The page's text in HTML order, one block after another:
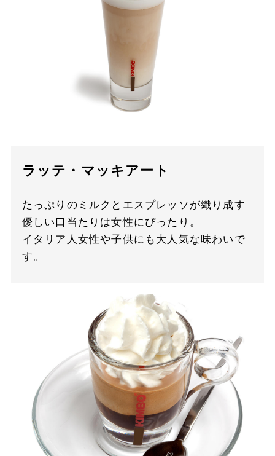
ラッテ・マッキアート
たっぷりのミルクとエスプレッソが織り成す
優しい口当たりは女性にぴったり。
イタリア人女性や子供にも大人気な味わいで
す。